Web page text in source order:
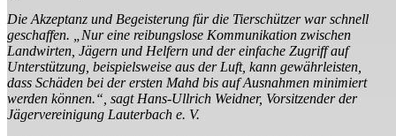
Die Akzeptanz und Begeisterung für die Tierschützer war schnell
geschaffen. „Nur eine reibungslose Kommunikation zwischen
Landwirten, Jägern und Helfern und der einfache Zugriff auf
Unterstützung, beispielsweise aus der Luft, kann gewährleisten,
dass Schäden bei der ersten Mahd bis auf Ausnahmen minimiert
werden können.“, sagt Hans-Ullrich Weidner, Vorsitzender der
Jägervereinigung Lauterbach e. V.